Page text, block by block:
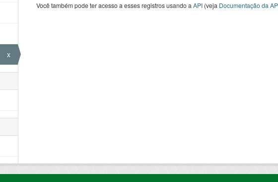
x
Você também pode ter acesso a esses registros usando a API(veja Documentação da